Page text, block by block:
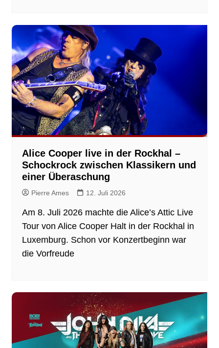
Alice Cooper live in der Rockhal –
Schockrock zwischen Klassikern und
einer Überaschung
Pierre Ames 12. Juli 2026
Am 8. Juli 2026 machte die Alice’s Attic Live
Tour von Alice Cooper Halt in der Rockhal in
Luxemburg. Schon vor Konzertbeginn war
die Vorfreude